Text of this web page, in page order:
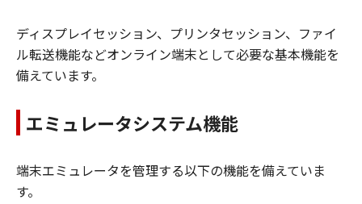
ディスプレイセッション、プリンタセッション、ファイ
ル転送機能などオンライン端末として必要な基本機能を
備えています。
エミュレータシステム機能
端末エミュレータを管理する以下の機能を備えていま
す。